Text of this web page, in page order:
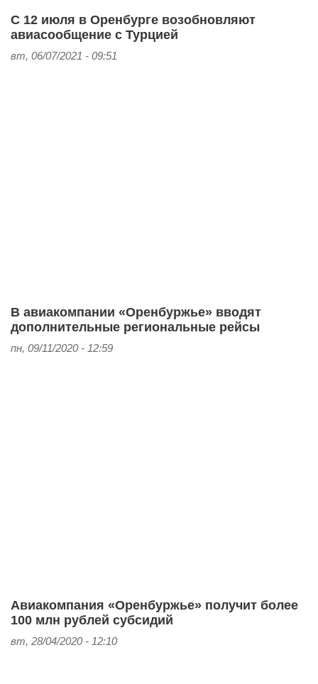
С 12 июля в Оренбурге возобновляют
авиасообщение с Турцией
вт, 06/07/2021 - 09:51
В авиакомпании «Оренбуржье» вводят
дополнительные региональные рейсы
пн, 09/11/2020 - 12:59
Авиакомпания «Оренбуржье» получит более
100 млн рублей субсидий
вт, 28/04/2020 - 12:10